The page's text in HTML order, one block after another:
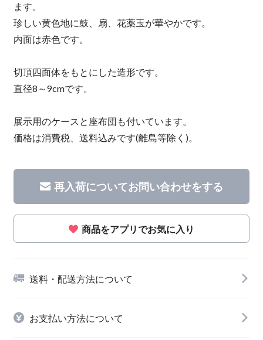
ます。
珍しい黄色地に鼓、扇、花薬玉が華やかです。
内面は赤色です。
切頂四面体をもとにした造形です。
直径8～9cmです。
展示用のケースと座布団も付いています。
価格は消費税、送料込みです(離島等除く)。
再入荷についてお問い合わせをする
商品をアプリでお気に入り
送料・配送方法について
お支払い方法について